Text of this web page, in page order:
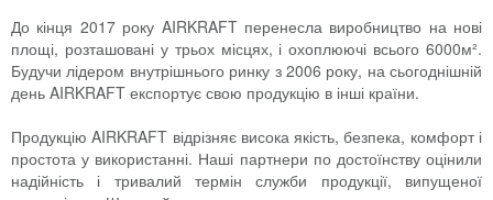
До кінця 2017 року AIRKRAFT перенесла виробництво на нові
площі, розташовані у трьох місцях, і охоплюючі всього 6000м².
Будучи лідером внутрішнього ринку з 2006 року, на сьогоднішній
день AIRKRAFT експортує свою продукцію в інші країни.
Продукцію AIRKRAFT відрізняє висока якість, безпека, комфорт і
простота у використанні. Наші партнери по достоїнству оцінили
надійність і тривалий термін служби продукції, випущеної